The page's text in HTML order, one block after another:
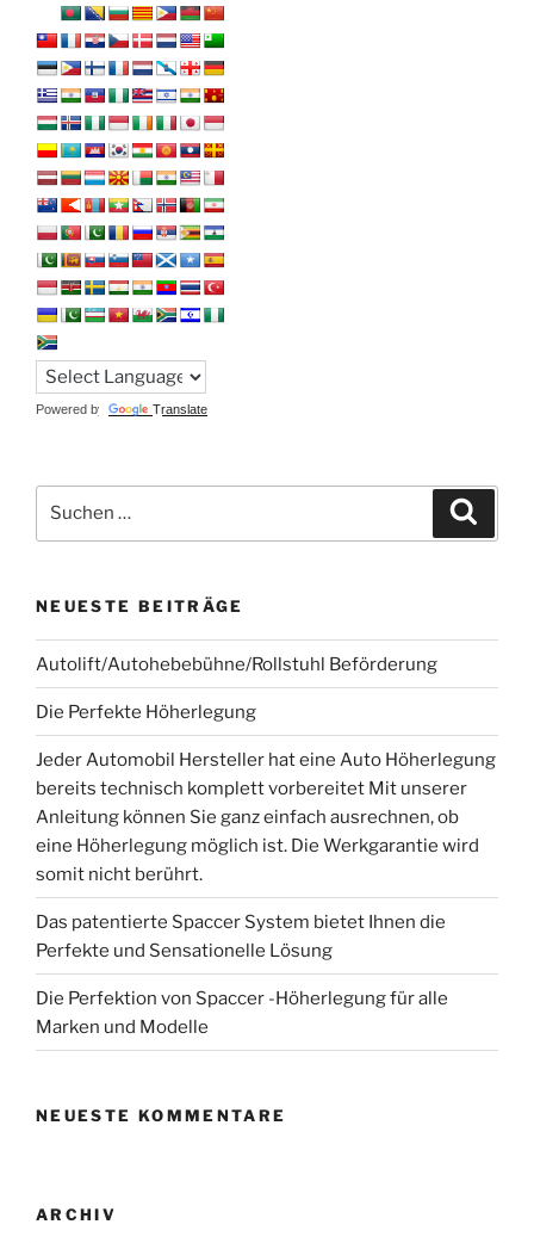
Powered by Translate
nach:
NEUESTE BEITRÄGE
Autolift/Autohebebühne/Rollstuhl Beförderung
Die Perfekte Höherlegung
Jeder Automobil Hersteller hat eine Auto Höherlegung
bereits technisch komplett vorbereitet Mit unserer
Anleitung können Sie ganz einfach ausrechnen, ob
eine Höherlegung möglich ist. Die Werkgarantie wird
somit nicht berührt.
Das patentierte Spaccer System bietet Ihnen die
Perfekte und Sensationelle Lösung
Die Perfektion von Spaccer -Höherlegung für alle
Marken und Modelle
NEUESTE KOMMENTARE
ARCHIV